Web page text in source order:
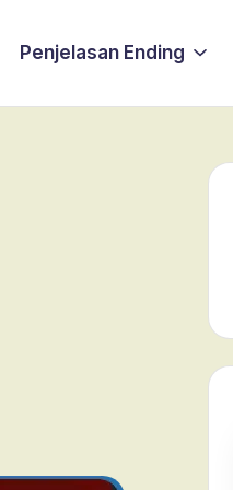
Penjelasan Ending